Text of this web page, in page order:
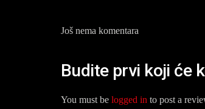
Još nema komentara
Budite prvi koji će
You must be logged in to post a